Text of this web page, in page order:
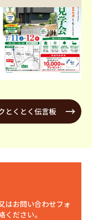
とくとく伝言板
はお問い合わせフォ
ください。